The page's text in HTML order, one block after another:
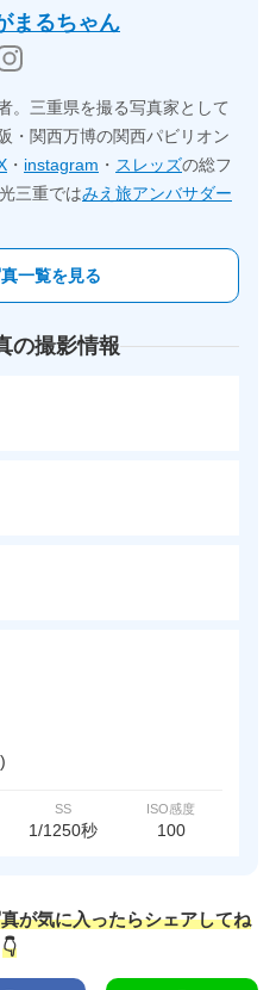
まるちゃん
。三重県を撮る写真家として
・関西万博の関西パビリオン
・ instagram ・ スレッズの総フ
三重ではみえ旅アンバサダー
一覧を見る
の撮影情報
SS
1/1250秒
ISO感度
100
が気に入ったらシェアしてね
👇